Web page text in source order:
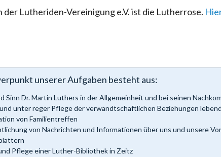
der Lutheriden-Vereinigung e.V. ist die Lutherrose.
unserer Aufgaben besteht aus:
Sinn Dr. Martin Luthers in der Allgemeinheit und bei seinen
unter reger Pflege der verwandtschaftlichen Beziehungen
von Familientreffen
von Nachrichten und Informationen über uns und unsere
Pflege einer Luther-Bibliothek in Zeitz